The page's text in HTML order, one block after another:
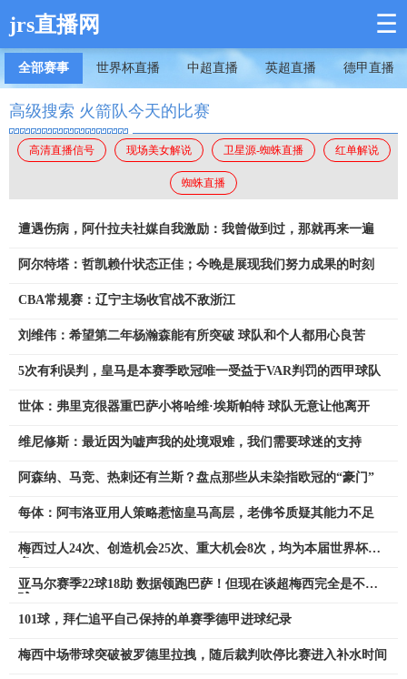
jrs直播网 ☰
全部赛事 世界杯直播 中超直播 英超直播 德甲直播
高级搜索 火箭队今天的比赛
高清直播信号 现场美女解说 卫星源-蜘蛛直播 红单解说
蜘蛛直播
遭遇伤病，阿什拉夫社媒自我激励：我曾做到过，那就再来一遍
阿尔特塔：哲凯赖什状态正佳；今晚是展现我们努力成果的时刻
CBA常规赛：辽宁主场收官战不敌浙江
刘维伟：希望第二年杨瀚森能有所突破 球队和个人都用心良苦
5次有利误判，皇马是本赛季欧冠唯一受益于VAR判罚的西甲球队
世体：弗里克很器重巴萨小将哈维·埃斯帕特 球队无意让他离开
维尼修斯：最近因为嘘声我的处境艰难，我们需要球迷的支持
阿森纳、马竞、热刺还有兰斯？盘点那些从未染指欧冠的“豪门”
每体：阿韦洛亚用人策略惹恼皇马高层，老佛爷质疑其能力不足
梅西过人24次、创造机会25次、重大机会8次，均为本届世界杯最
亚马尔赛季22球18助 数据领跑巴萨！但现在谈超梅西完全是不懂
101球，拜仁追平自己保持的单赛季德甲进球纪录
梅西中场带球突破被罗德里拉拽，随后裁判吹停比赛进入补水时间